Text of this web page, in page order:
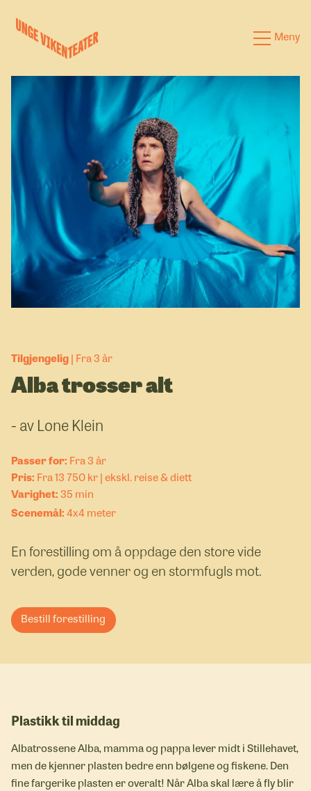
Meny
Forestillinger
Kalender
Satsinger
Om oss
Tilgjengelig Fra 3 år
Alba trosser alt
- av Lone Klein
Fra 3 år
Fra 13 750 kr | ekskl. reise & diett
35 min
4x4 meter
Bestill forestilling
En forestilling om å oppdage den store vide
verden, gode venner og en stormfugls mot.
Plastikk til middag
Albatrossene Alba, mamma og pappa lever midt i Stillehavet,
men de kjenner plasten bedre enn bølgene og fiskene. Den
fine fargerike plasten er overalt! Når Alba skal lære å fly blir